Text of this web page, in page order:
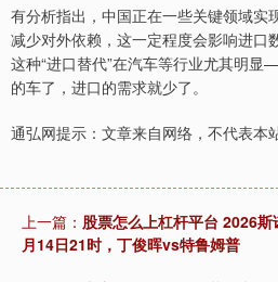
有分析指出，中国正在一些关键领域实
减少对外依赖，这一定程度会影响进口
这种“进口替代”在汽车等行业尤其明
的车了，进口的需求就少了。
通弘网提示：文章来自网络，不代表本
上一篇： 股票怎么上杠杆平台 2026
月14日21时，丁俊晖vs特鲁姆普